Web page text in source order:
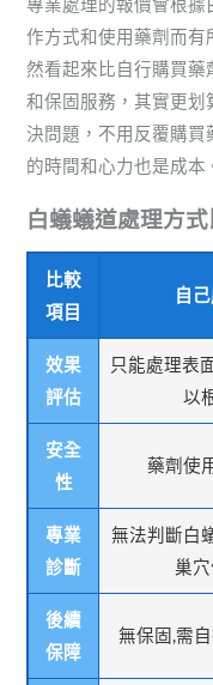
作方式和使用藥劑而
然看起來比自行購買
和保固服務，其實更
決問題，不用反覆購
的時間和心力也是成本
白蟻蟻道處理方
比較
項目
自
效果
評估
只能處理表
以
安全
性
藥劑使
專業
診斷
無法判斷白
巢
後續
保障
無保固,需